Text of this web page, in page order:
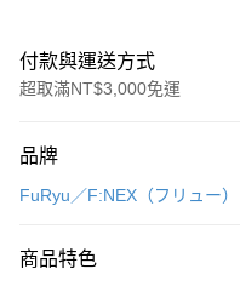
付款與運送方式
超取滿NT$3,000免運
信用卡一次付款
Apple Pay
品牌
FuRyu／F:NEX（フリュー）
商品特色